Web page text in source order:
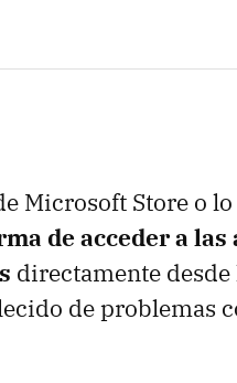
Microsoft Store o lo
de acceder a
directamente
de problemas